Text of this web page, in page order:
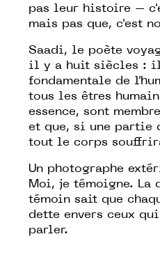
pas leur histoire –
mais pas que, c'est
Saadi, le poète
il y a huit siècles :
fondamentale de
tous les êtres
essence, sont
et que, si une partie
tout le corps
Un photographe
Moi, je témoigne. La
témoin sait que
dette envers ceux
parler.